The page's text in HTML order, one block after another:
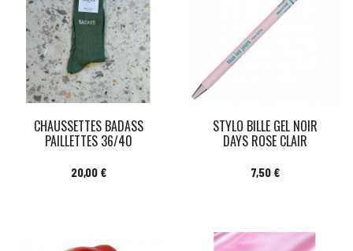
CHAUSSETTES BADASS
PAILLETTES 36/40
Prix
20,00 €
STYLO BILLE GEL NOIR
DAYS ROSE CLAIR
Prix
7,50 €